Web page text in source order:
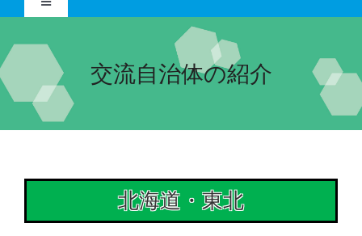
Toggle
Navigation
Home-2024-
会場案内
交流自治体の紹介
北海道・東北